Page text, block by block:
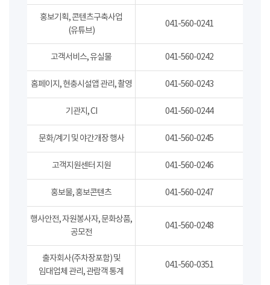
홍보기획, 콘텐츠구축사업
(유튜브)
041-560-0241
고객서비스, 유실물 041-560-0242
홈페이지, 현충시설앱 관리, 촬영 041-560-0243
기관지, CI 041-560-0244
문화/계기 및 야간개장 행사 041-560-0245
고객지원센터 지원 041-560-0246
홍보물, 홍보콘텐츠 041-560-0247
행사안전, 자원봉사자, 문화상품,
공모전
041-560-0248
출자회사(주차장포함) 및
임대업체 관리, 관람객 통계
041-560-0351